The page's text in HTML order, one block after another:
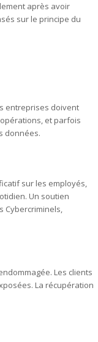
après avoir
sur le principe du
entreprises doivent
et parfois
données.
sur les employés,
Un soutien
Cybercriminels,
Les clients
La récupération